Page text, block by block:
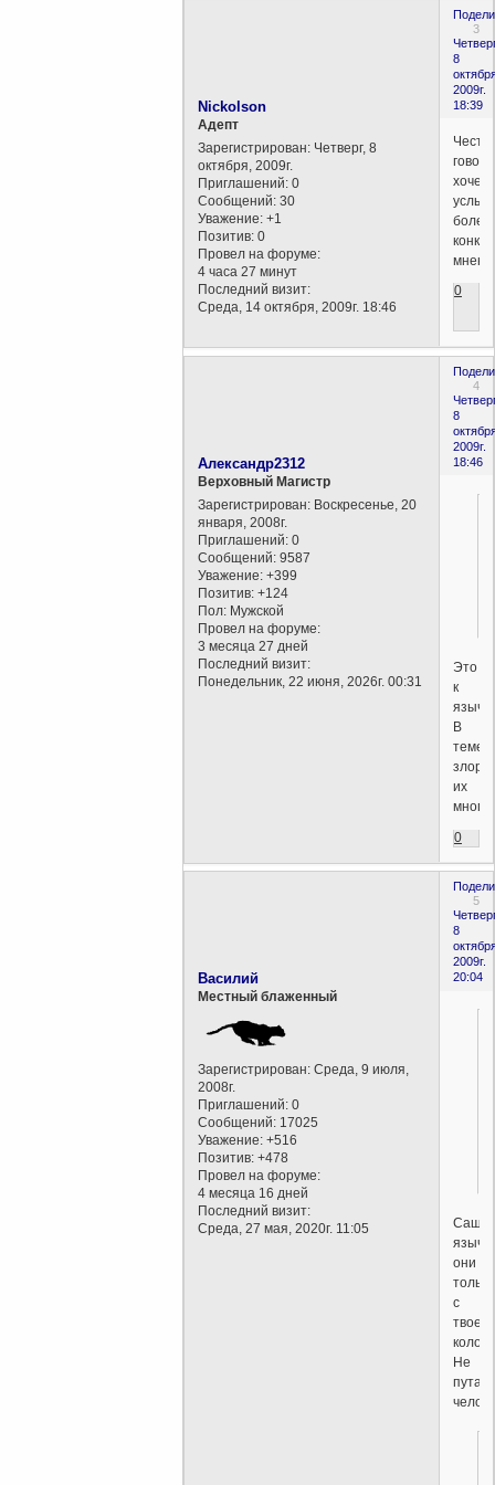
3
8
2009г.
18:39
Nickolson
Aдепт
Зарегистрирован: Четверг, 8
октября, 2009г.
Приглашений: 0
Сообщений: 30
Уважение: +1
Позитив: 0
Провел на форуме:
4 часа 27 минут
Последний визит:
Среда, 14 октября, 2009г. 18:46
говоря
более
0
4
8
2009г.
18:46
Александр2312
Верховный Магистр
Зарегистрирован: Воскресенье, 20
января, 2008г.
Приглашений: 0
Сообщений: 9587
Уважение: +399
Позитив: +124
Пол: Мужской
Провел на форуме:
3 месяца 27 дней
Последний визит:
Понедельник, 22 июня, 2026г. 00:31
Это
к
В
теме
их
много.
0
5
8
2009г.
20:04
Василий
Местный блаженный
Зарегистрирован: Среда, 9 июля,
2008г.
Приглашений: 0
Сообщений: 17025
Уважение: +516
Позитив: +478
Провел на форуме:
4 месяца 16 дней
Последний визит:
Среда, 27 мая, 2020г. 11:05
Саша,
они
только
с
твоей
Не
путай